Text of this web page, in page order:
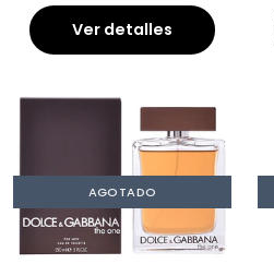
Ver detalles
AGOTADO